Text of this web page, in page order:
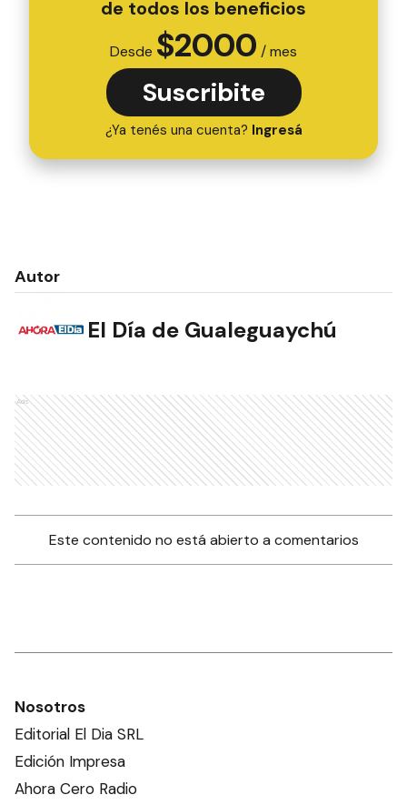
de todos los beneficios
Desde $2000 / mes
Suscribite
¿Ya tenés una cuenta? Ingresá
Autor
El Día de Gualeguaychú
Ads
Este contenido no está abierto a comentarios
Nosotros
Editorial El Dia SRL
Edición Impresa
Ahora Cero Radio